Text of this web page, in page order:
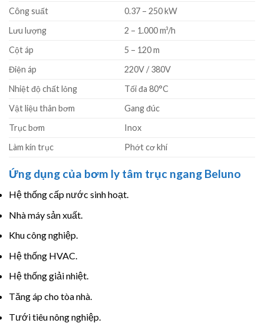
Công suất
0.37 – 250 kW
Lưu lượng
2 – 1.000 m³/h
Cột áp
5 – 120 m
Điện áp
220V / 380V
Nhiệt độ chất lỏng
Tối đa 80°C
Vật liệu thân bơm
Gang đúc
Trục bơm
Inox
Làm kín trục
Phớt cơ khí
Ứng dụng của bơm ly tâm trục ngang Beluno
Hệ thống cấp nước sinh hoạt.
Nhà máy sản xuất.
Khu công nghiệp.
Hệ thống HVAC.
Hệ thống giải nhiệt.
Tăng áp cho tòa nhà.
Tưới tiêu nông nghiệp.